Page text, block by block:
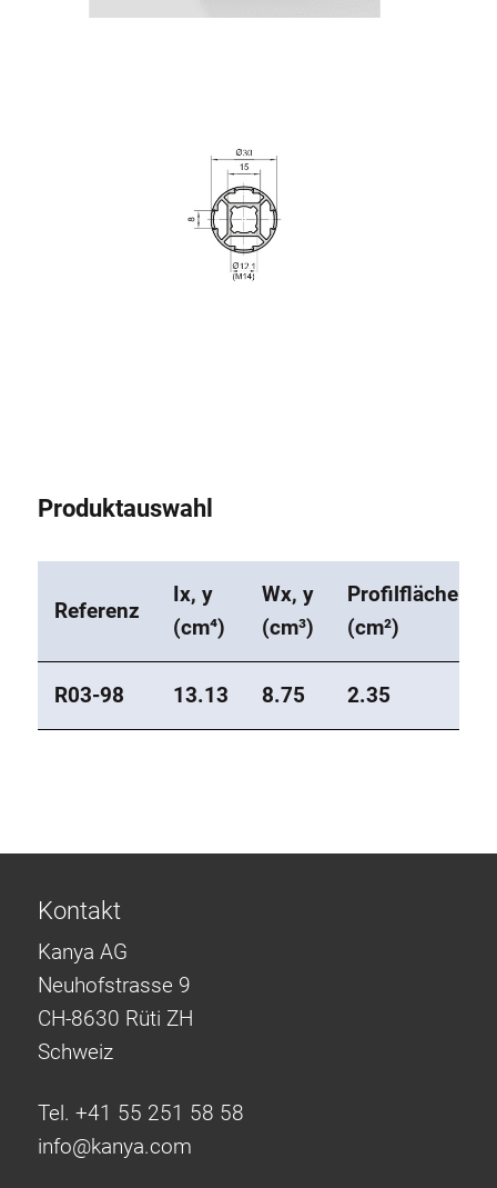
Produktauswahl
Referenz
Ix, y
(cm⁴)
Wx, y
(cm³)
Profilfläche
(cm²)
R03-98 13.13 8.75 2.35
Kontakt
Kanya AG
Neuhofstrasse 9
CH-8630 Rüti ZH
Schweiz
Tel. +41 55 251 58 58
info@kanya.com